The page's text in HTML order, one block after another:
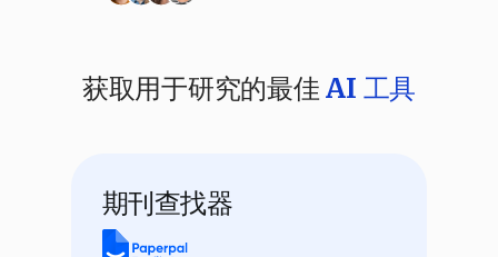
获取用于研究的最佳AI 工具
期刊查找器